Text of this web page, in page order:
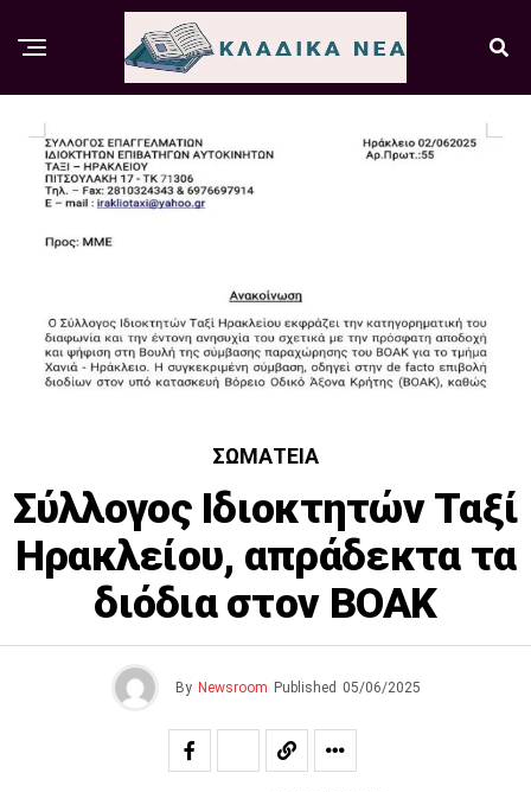
ΣΩΜΑΤΕΊΑ
Σύλλογος Ιδιοκτητών Ταξί
Ηρακλείου, απράδεκτα τα
διόδια στον ΒΟΑΚ
By Newsroom Published 05/06/2025